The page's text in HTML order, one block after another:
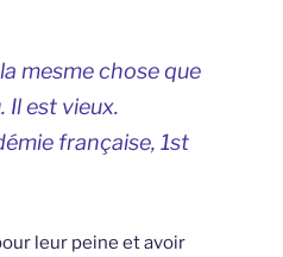
mesme chose que
Il est vieux.
française, 1st
leur peine et avoir